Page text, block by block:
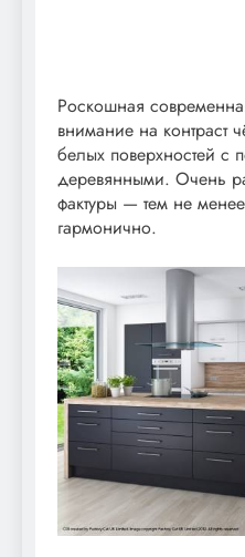
Роскошная
внимание на контраст
белых поверхностей с
деревянными. Очень
фактуры — тем не
гармонично.